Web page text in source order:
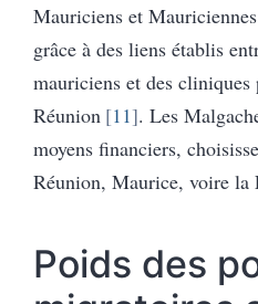
Mauriciens et
grâce à des liens établis
mauriciens et des cliniques
Réunion 11 . Les
moyens financiers,
Réunion, Maurice, voire la
Poids des